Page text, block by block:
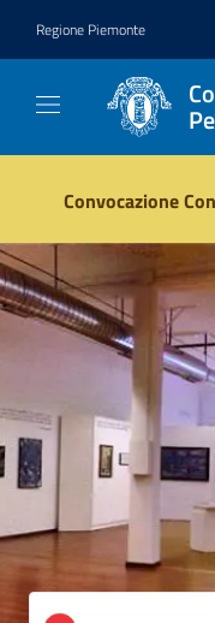
Regione Piemonte
Convocazione